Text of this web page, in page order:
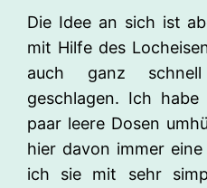
Die Idee an sich ist
mit Hilfe des
auch ganz
geschlagen. Ich
paar leere Dosen
hier davon immer
ich sie mit sehr